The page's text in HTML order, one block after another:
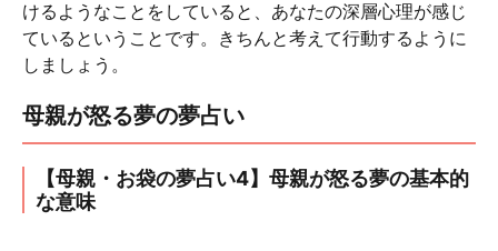
けるようなことをしていると、あなたの深層心理が感じ
ているということです。きちんと考えて行動するように
しましょう。
母親が怒る夢の夢占い
【母親・お袋の夢占い4】母親が怒る夢の基本的
な意味